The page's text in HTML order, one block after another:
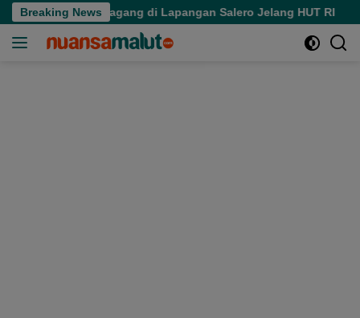
Langsung
ke
Breaking News
Pedagang di Lapangan Salero Jelang HUT RI